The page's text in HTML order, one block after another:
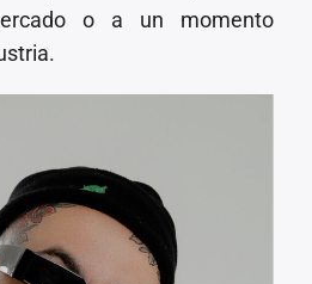
o a un momento